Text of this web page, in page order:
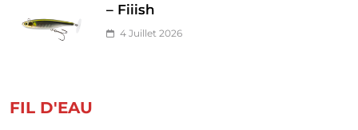
– Fiiish
4 Juillet 2026
FIL D'EAU